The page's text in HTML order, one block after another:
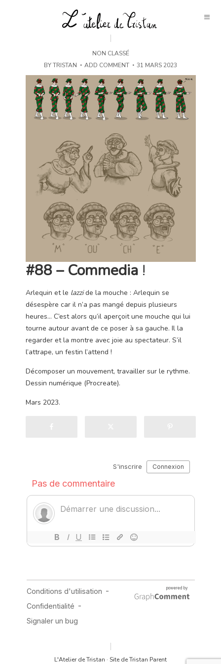
NON CLASSÉ
BYTRISTAN ADD COMMENT 31 MARS 2023
#88 – Commedia!
Arlequin et le lazzide la mouche : Arlequin se
désespère car il n’a pas mangé depuis plusieurs
heures… C’est alors qu’il aperçoit une mouche qui lui
tourne autour avant de ce poser à sa gauche. Il la
regarder et la montre avec joie au spectateur. S’il
l’attrape, un festin l’attend !
Décomposer un mouvement, travailler sur le rythme.
Dessin numérique (Procreate).
Mars 2023.
L'Atelier de Tristan · Site de Tristan Parent